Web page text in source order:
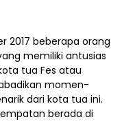
2017 beberapa orang
memiliki antusias
tua Fes atau
momen-
dari kota tua ini.
berada di